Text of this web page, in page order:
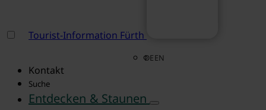
Tourist-Information Fürth
DEEN
Kontakt
Suche
Entdecken & Staunen